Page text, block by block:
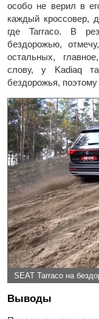
особо не верил в
каждый кроссовер,
где Tarraco. В
бездорожью,
остальных,
слову, у Kadiaq
бездорожья, поэтому
SEAT Tarraco на
Выводы